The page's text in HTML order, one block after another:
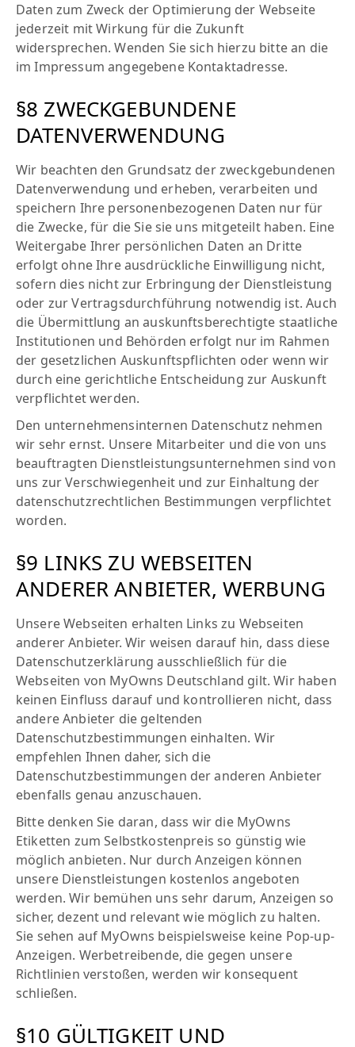
Daten zum Zweck der Optimierung der Webseite
jederzeit mit Wirkung für die Zukunft
widersprechen. Wenden Sie sich hierzu bitte an die
im Impressum angegebene Kontaktadresse.
§8 ZWECKGEBUNDENE
DATENVERWENDUNG
Wir beachten den Grundsatz der zweckgebundenen
Datenverwendung und erheben, verarbeiten und
speichern Ihre personenbezogenen Daten nur für
die Zwecke, für die Sie sie uns mitgeteilt haben. Eine
Weitergabe Ihrer persönlichen Daten an Dritte
erfolgt ohne Ihre ausdrückliche Einwilligung nicht,
sofern dies nicht zur Erbringung der Dienstleistung
oder zur Vertragsdurchführung notwendig ist. Auch
die Übermittlung an auskunftsberechtigte staatliche
Institutionen und Behörden erfolgt nur im Rahmen
der gesetzlichen Auskunftspflichten oder wenn wir
durch eine gerichtliche Entscheidung zur Auskunft
verpflichtet werden.
Den unternehmensinternen Datenschutz nehmen
wir sehr ernst. Unsere Mitarbeiter und die von uns
beauftragten Dienstleistungsunternehmen sind von
uns zur Verschwiegenheit und zur Einhaltung der
datenschutzrechtlichen Bestimmungen verpflichtet
worden.
§9 LINKS ZU WEBSEITEN
ANDERER ANBIETER, WERBUNG
Unsere Webseiten erhalten Links zu Webseiten
anderer Anbieter. Wir weisen darauf hin, dass diese
Datenschutzerklärung ausschließlich für die
Webseiten von MyOwns Deutschland gilt. Wir haben
keinen Einfluss darauf und kontrollieren nicht, dass
andere Anbieter die geltenden
Datenschutzbestimmungen einhalten. Wir
empfehlen Ihnen daher, sich die
Datenschutzbestimmungen der anderen Anbieter
ebenfalls genau anzuschauen.
Bitte denken Sie daran, dass wir die MyOwns
Etiketten zum Selbstkostenpreis so günstig wie
möglich anbieten. Nur durch Anzeigen können
unsere Dienstleistungen kostenlos angeboten
werden. Wir bemühen uns sehr darum, Anzeigen so
sicher, dezent und relevant wie möglich zu halten.
Sie sehen auf MyOwns beispielsweise keine Pop-up-
Anzeigen. Werbetreibende, die gegen unsere
Richtlinien verstoßen, werden wir konsequent
schließen.
§10 GÜLTIGKEIT UND